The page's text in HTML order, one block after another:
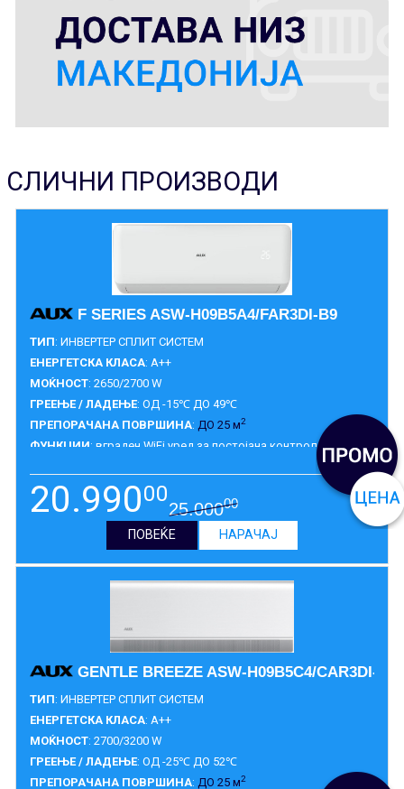
СЛИЧНИ ПРОИЗВОДИ
F SERIES ASW-H09B5А4/FAR3DI-B9
ТИП: ИНВЕРТЕР СПЛИТ СИСТЕМ
ЕНЕРГЕТСКА КЛАСА: A++
МОЌНОСТ: 2650/2700 W
ГРЕЕЊЕ / ЛАДЕЊЕ: ОД -15℃ ДО 49℃
ПРЕПОРАЧАНА ПОВРШИНА: ДО 25 м2
ФУНКЦИИ: вграден WiFi уред за постојана контрола I FEEL
опција со далечинско како термостат 5th generation функција
само чистење, со анти-бактериски стерилизиран модул на
работа
ГАРАНЦИЈА 5 ГОДИНИ
20.99000
25.00000
ПОВЕЌЕ НАРАЧАЈ
GENTLE BREEZE ASW-H09B5C4/CAR3DI-C3
ТИП: ИНВЕРТЕР СПЛИТ СИСТЕМ
ЕНЕРГЕТСКА КЛАСА: A++
МОЌНОСТ: 2700/3200 W
ГРЕЕЊЕ / ЛАДЕЊЕ: ОД -25℃ ДО 52℃
ПРЕПОРАЧАНА ПОВРШИНА: ДО 25 м2